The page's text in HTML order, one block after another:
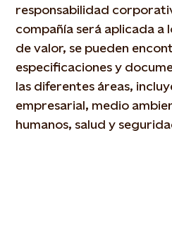
responsabilidad
compañía será aplicada a
de valor, se pueden
especificaciones y
las diferentes áreas,
empresarial, medio
humanos, salud y